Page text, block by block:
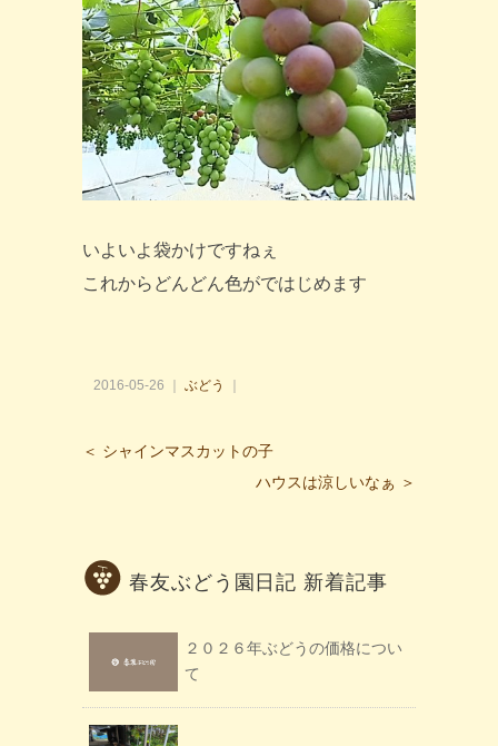
いよいよ袋かけですねぇ
これからどんどん色がではじめます
2016-05-26 ｜ ぶどう ｜
＜ シャインマスカットの子
ハウスは涼しいなぁ ＞
春友ぶどう園日記 新着記事
２０２６年ぶどうの価格につい
て